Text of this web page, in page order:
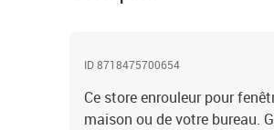
ID 8718475700654
Ce store enrouleur pour
maison ou de votre bureau.